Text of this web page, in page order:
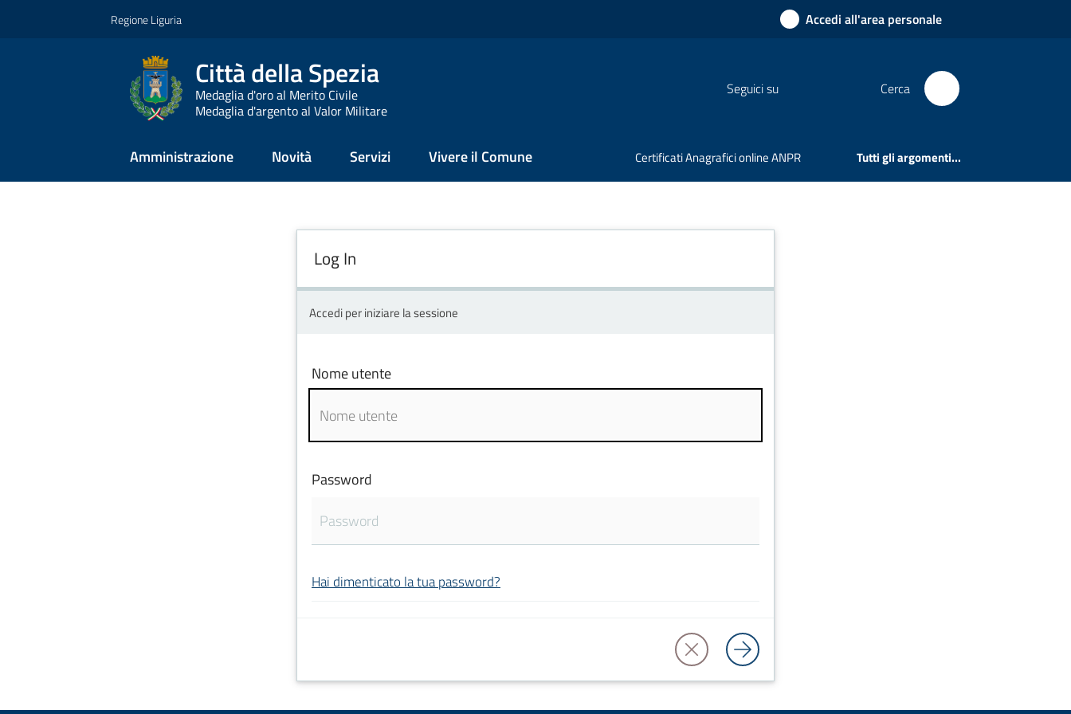
Regione Liguria Accedi all'area personale
Città della Spezia
Medaglia d'oro al Merito Civile
Medaglia d'argento al Valor Militare
Seguici su Cerca
Amministrazione Novità Servizi Vivere il Comune Certificati Anagrafici online ANPR Tutti gli argomenti...
Log In
Accedi per iniziare la sessione
Nome utente
Password
Hai dimenticato la tua password?